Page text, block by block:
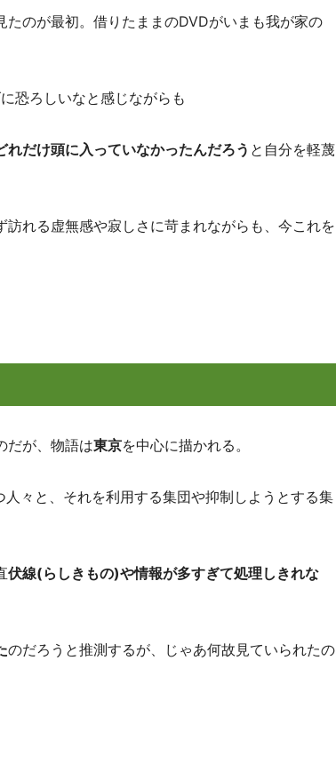
のが最初。借りたままのDVDがいまも我が家の
恐ろしいなと感じながらも
れだけ頭に入っていなかったんだろう と自分を軽蔑
訪れる虚無感や寂しさに苛まれながらも、今これを
だが、物語は東京を中心に描かれる。
々と、それを利用する集団や抑制しようとする集
伏線(らしきもの)や情報が多すぎて処理しきれな
のだろうと推測するが、じゃあ何故見ていられたの